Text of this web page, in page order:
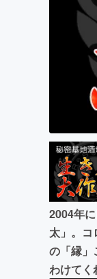
2004年
太」。
の「縁」
わけてく